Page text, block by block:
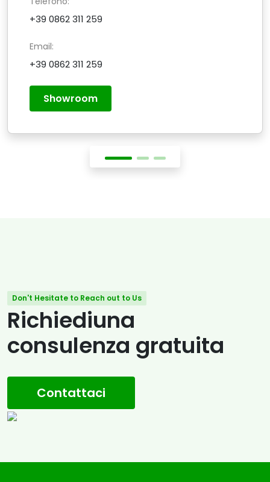
+39 0862 311 259
Email:
+39 0862 311 259
Showroom
Don't Hesitate to Reach out to Us
Richiediuna
consulenza gratuita
Contattaci